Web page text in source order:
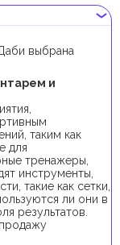
выбрана
и
таким как
для
тренажеры,
инструменты,
такие как сетки,
ли они в
результатов.